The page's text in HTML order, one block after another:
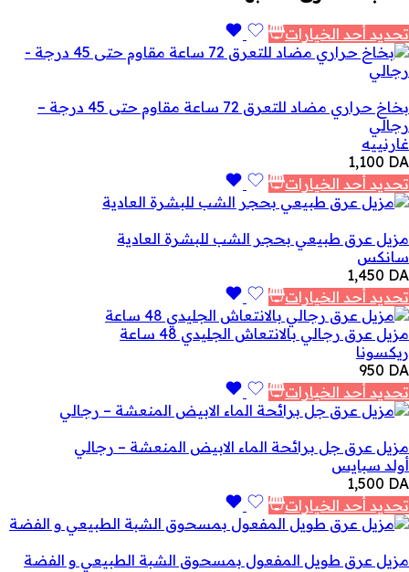
تحديد أحد الخيارات
بخاخ حراري مضاد للتعرق 72 ساعة مقاوم حتى 45 درجة –
رجالي
غارنييه
1,100 DA
تحديد أحد الخيارات
مزيل عرق طبيعي بحجر الشب للبشرة العادية
سانكس
1,450 DA
تحديد أحد الخيارات
مزيل عرق رجالي بالانتعاش الجليدي 48 ساعة
ريكسونا
950 DA
تحديد أحد الخيارات
مزيل عرق جل برائحة الماء الابيض المنعشة – رجالي
أولد سبايس
1,500 DA
تحديد أحد الخيارات
مزيل عرق طويل المفعول بمسحوق الشبة الطبيعي و الفضة